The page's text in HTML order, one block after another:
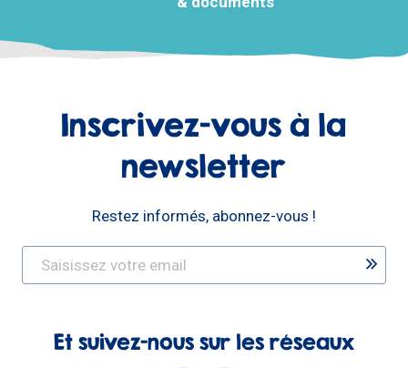
Inscrivez-vous à la
newsletter
Restez informés, abonnez-vous !
Et suivez-nous sur les réseaux